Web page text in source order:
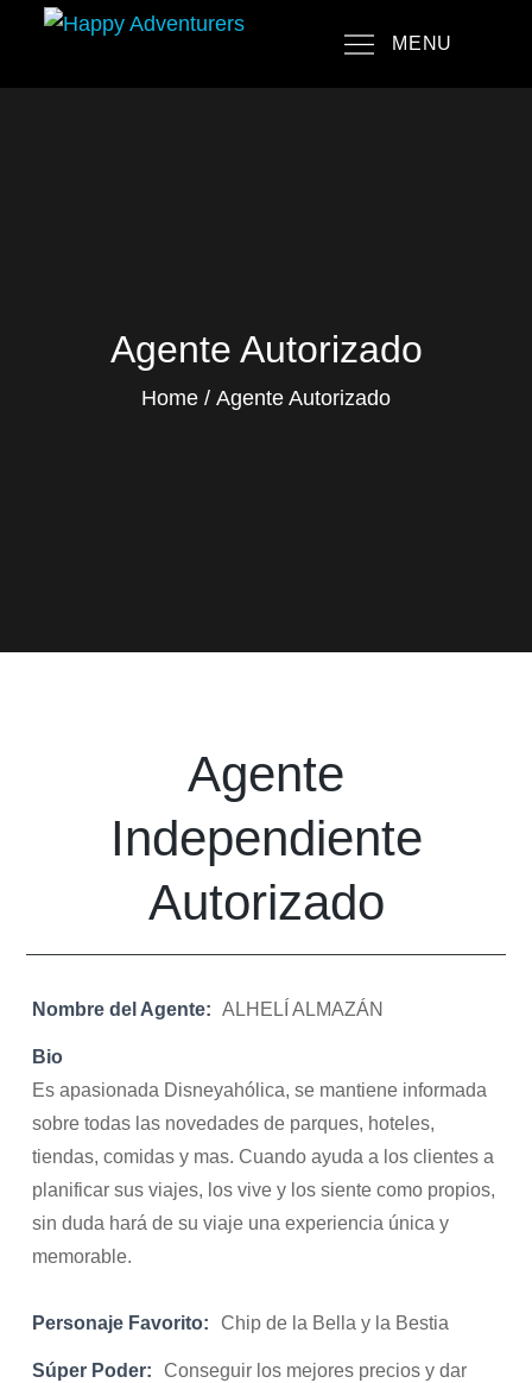
content
MENU
Agente Autorizado
Home Agente Autorizado
Agente
Independiente
Autorizado
Nombre del Agente: ALHELÍ ALMAZÁN
Bio
Es apasionada Disneyahólica, se mantiene informada
sobre todas las novedades de parques, hoteles,
tiendas, comidas y mas. Cuando ayuda a los clientes a
planificar sus viajes, los vive y los siente como propios,
sin duda hará de su viaje una experiencia única y
memorable.
Personaje Favorito: Chip de la Bella y la Bestia
Súper Poder:
Conseguir los mejores precios y dar